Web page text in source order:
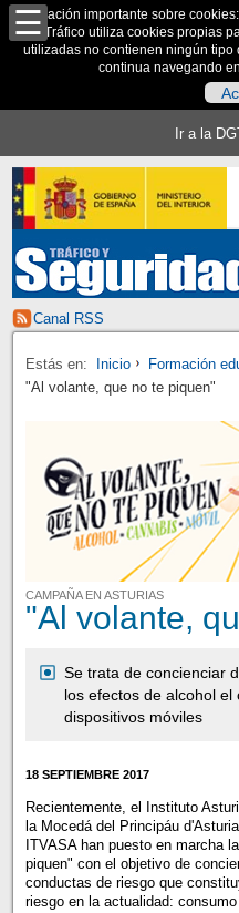
Información importante sobre
de Tráfico utiliza cookies propias
utilizadas no contienen ningún tipo
continua navegando
Ir a la
Canal RSS
Estás en: Inicio Formación
"Al volante, que no te piquen"
CAMPAÑA EN ASTURIAS
"Al volante,
Se trata de concienciar
los efectos de alcohol el
dispositivos móviles
18 SEPTIEMBRE 2017
Recientemente, el Instituto
la Mocedá del Principáu
ITVASA han puesto en marcha
piquen" con el objetivo de
conductas de riesgo que
riesgo en la actualidad: